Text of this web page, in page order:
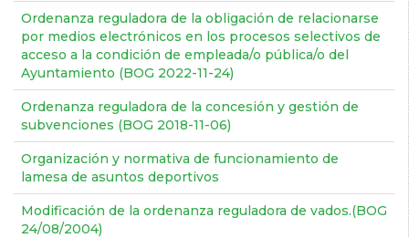
Ordenanza reguladora de la obligación de relacionarse
por medios electrónicos en los procesos selectivos de
acceso a la condición de empleada/o pública/o del
Ayuntamiento (BOG 2022-11-24)
Ordenanza reguladora de la concesión y gestión de
subvenciones (BOG 2018-11-06)
Organización y normativa de funcionamiento de
lamesa de asuntos deportivos
Modificación de la ordenanza reguladora de vados.(BOG
24/08/2004)